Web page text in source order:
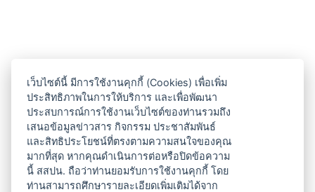
เว็บไซต์นี้ มีการใช้งานคุกกี้ (Cookies) เพื่อเพิ่ม
ประสิทธิภาพในการให้บริการ และเพื่อพัฒนา
ประสบการณ์การใช้งานเว็บไซต์ของท่านรวมถึง
เสนอข้อมูลข่าวสาร กิจกรรม ประชาสัมพันธ์
และสิทธิประโยชน์ที่ตรงตามความสนใจของคุณ
มากที่สุด หากคุณดำเนินการต่อหรือปิดข้อความ
นี้ สสปน. ถือว่าท่านยอมรับการใช้งานคุกกี้ โดย
ท่านสามารถศึกษารายละเอียดเพิ่มเติมได้จาก